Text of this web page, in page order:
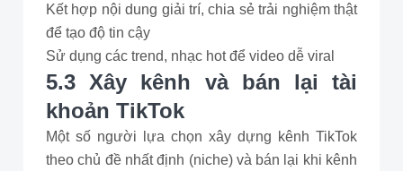
Kết hợp nội dung giải trí, chia sẻ trải nghiệm thật
để tạo độ tin cậy
Sử dụng các trend, nhạc hot để video dễ viral
5.3 Xây kênh và bán lại tài
khoản TikTok
Một số người lựa chọn xây dựng kênh TikTok
theo chủ đề nhất định (niche) và bán lại khi kênh